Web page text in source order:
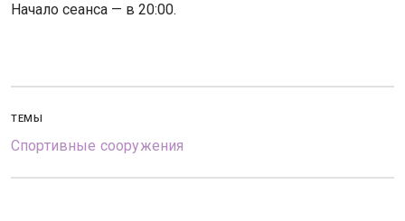
Начало сеанса — в 20:00.
ТЕМЫ
Спортивные сооружения